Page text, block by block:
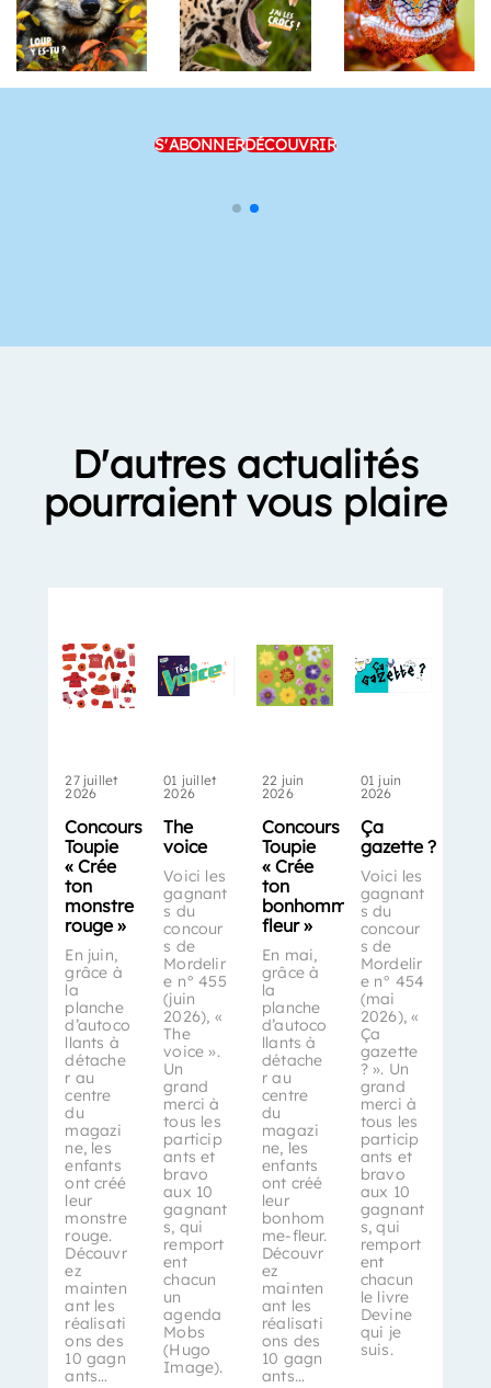
S'ABONNERDÉCOUVRIR
D'autres actualités
pourraient vous plaire
27 juillet
2026
Concours
Toupie
« Crée
ton
monstre
rouge »
En juin,
grâce à
la
planche
d’autoco
llants à
détache
r au
centre
du
magazi
ne, les
enfants
ont créé
leur
monstre
rouge.
Découvr
ez
mainten
ant les
réalisati
ons des
10 gagn
ants…
01 juillet
2026
The
voice
Voici les
gagnant
s du
concour
s de
Mordelir
e n° 455
(juin
2026), «
The
voice ».
Un
grand
merci à
tous les
particip
ants et
bravo
aux 10
gagnant
s, qui
remport
ent
chacun
un
agenda
Mobs
(Hugo
Image).
22 juin
2026
Concours
Toupie
« Crée
ton
bonhomme-
fleur »
En mai,
grâce à
la
planche
d’autoco
llants à
détache
r au
centre
du
magazi
ne, les
enfants
ont créé
leur
bonhom
me-fleur.
Découvr
ez
mainten
ant les
réalisati
ons des
10 gagn
ants…
01 juin
2026
Ça
gazette ?
Voici les
gagnant
s du
concour
s de
Mordelir
e n° 454
(mai
2026), «
Ça
gazette
? ». Un
grand
merci à
tous les
particip
ants et
bravo
aux 10
gagnant
s, qui
remport
ent
chacun
le livre
Devine
qui je
suis.